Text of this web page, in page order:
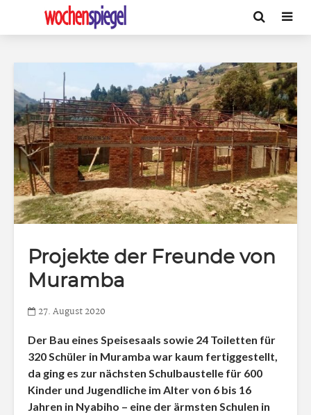
Projekte der Freunde von
Muramba
27. August 2020
Der Bau eines Speisesaals sowie 24 Toiletten für
320 Schüler in Muramba war kaum fertiggestellt,
da ging es zur nächsten Schulbaustelle für 600
Kinder und Jugendliche im Alter von 6 bis 16
Jahren in Nyabiho – eine der ärmsten Schulen in